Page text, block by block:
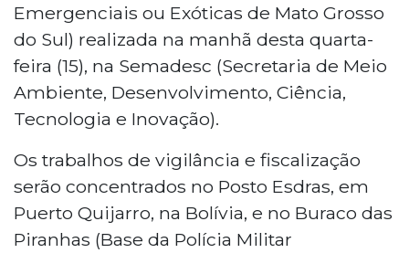
Emergenciais ou Exóticas de Mato Grosso
do Sul) realizada na manhã desta quarta-
feira (15), na Semadesc (Secretaria de Meio
Ambiente, Desenvolvimento, Ciência,
Tecnologia e Inovação).
Os trabalhos de vigilância e fiscalização
serão concentrados no Posto Esdras, em
Puerto Quijarro, na Bolívia, e no Buraco das
Piranhas (Base da Polícia Militar